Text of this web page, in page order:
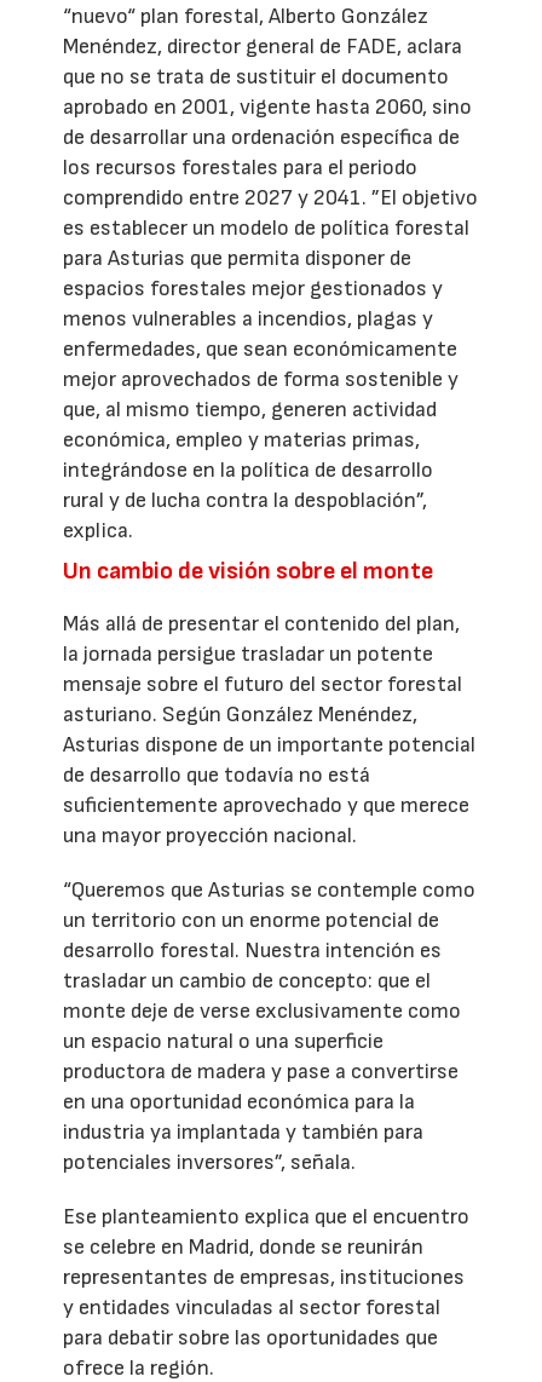
“nuevo“ plan forestal, Alberto González
Menéndez, director general de FADE, aclara
que no se trata de sustituir el documento
aprobado en 2001, vigente hasta 2060, sino
de desarrollar una ordenación específica de
los recursos forestales para el periodo
comprendido entre 2027 y 2041. ”El objetivo
es establecer un modelo de política forestal
para Asturias que permita disponer de
espacios forestales mejor gestionados y
menos vulnerables a incendios, plagas y
enfermedades, que sean económicamente
mejor aprovechados de forma sostenible y
que, al mismo tiempo, generen actividad
económica, empleo y materias primas,
integrándose en la política de desarrollo
rural y de lucha contra la despoblación”,
explica.
Un cambio de visión sobre el monte
Más allá de presentar el contenido del plan,
la jornada persigue trasladar un potente
mensaje sobre el futuro del sector forestal
asturiano. Según González Menéndez,
Asturias dispone de un importante potencial
de desarrollo que todavía no está
suficientemente aprovechado y que merece
una mayor proyección nacional.
“Queremos que Asturias se contemple como
un territorio con un enorme potencial de
desarrollo forestal. Nuestra intención es
trasladar un cambio de concepto: que el
monte deje de verse exclusivamente como
un espacio natural o una superficie
productora de madera y pase a convertirse
en una oportunidad económica para la
industria ya implantada y también para
potenciales inversores”, señala.
Ese planteamiento explica que el encuentro
se celebre en Madrid, donde se reunirán
representantes de empresas, instituciones
y entidades vinculadas al sector forestal
para debatir sobre las oportunidades que
ofrece la región.